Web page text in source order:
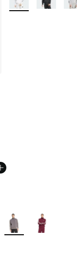
Plus de couleurs